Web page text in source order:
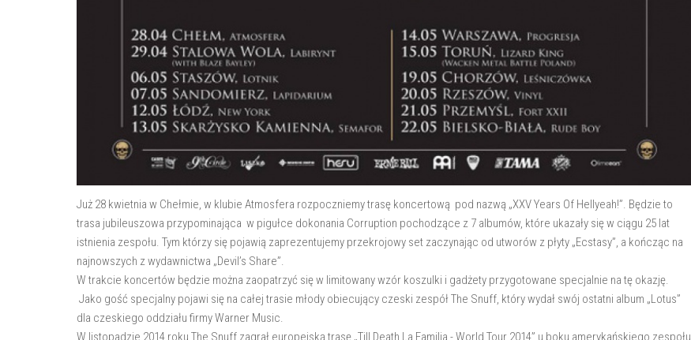
Już 28 kwietnia w Chełmie, w klubie Atmosfera rozpoczniemy trasę koncertową pod nazwą „XXV Years Of Hellyeah!”. Będzie to
trasa jubileuszowa przypominająca w pigułce dokonania Corruption pochodzące z 7 albumów, które ukazały się w ciągu 25 lat
istnienia zespołu. Tym którzy się pojawią zaprezentujemy przekrojowy set zaczynając od utworów z płyty „Ecstasy”, a kończąc na
najnowszych z wydawnictwa „Devil’s Share”.
W trakcie koncertów będzie można zaopatrzyć się w limitowany wzór koszulki i gadżety przygotowane specjalnie na tę okazję.
Jako gość specjalny pojawi się na całej trasie młody obiecujący czeski zespół The Snuff, który wydał swój ostatni album „Lotus”
dla czeskiego oddziału firmy Warner Music.
W listopadzie 2014 roku The Snuff zagrał europejską trasę „Till Death La Familia - World Tour 2014” u boku amerykańskiego zespołu